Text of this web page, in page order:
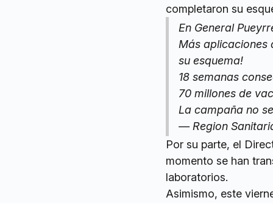
completaron su
En General
Más aplicaciones
su esquema!
18 semanas
70 millones de
La campaña no
— Region
Por su parte, el
momento se han
laboratorios.
Asimismo, este